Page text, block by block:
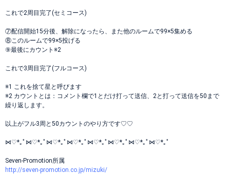
これで2周目完了(セミコース)
⑦配信開始15分後、解除になったら、また他のルームで99×5集める
⑧このルームで99×5投げる
⑨最後にカウント※2
これで3周目完了(フルコース)
※1 これを捨て星と呼びます
※2 カウントとは：コメント欄で1とだけ打って送信、2と打って送信を50まで
繰り返します。
以上がフル3周と50カウントのやり方です♡♡
⋈♡*｡ﾟ⋈♡*｡ﾟ⋈♡*｡ﾟ⋈♡*｡ﾟ⋈♡*｡ﾟ⋈♡*｡ﾟ⋈♡*｡ﾟ⋈♡*｡ﾟ
Seven-Promotion所属
http://seven-promotion.co.jp/mizuki/